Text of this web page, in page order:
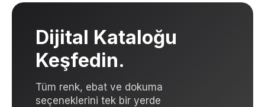
Dijital Kataloğu
Keşfedin.
Tüm renk, ebat ve dokuma
seçeneklerini tek bir yerde